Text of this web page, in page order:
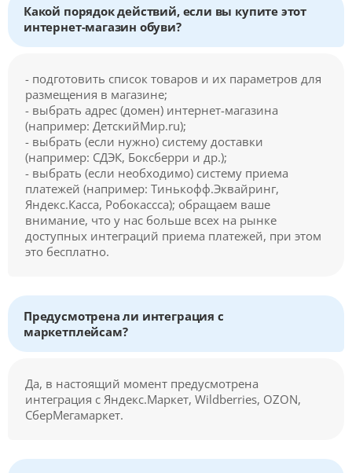
Какой порядок действий, если вы купите этот
интернет-магазин обуви?
- подготовить список товаров и их параметров для
размещения в магазине;
- выбрать адрес (домен) интернет-магазина
(например: ДетскийМир.ru);
- выбрать (если нужно) систему доставки
(например: СДЭК, Боксберри и др.);
- выбрать (если необходимо) систему приема
платежей (например: Тинькофф.Эквайринг,
Яндекс.Касса, Робокассса); обращаем ваше
внимание, что у нас больше всех на рынке
доступных интеграций приема платежей, при этом
это бесплатно.
Предусмотрена ли интеграция с
маркетплейсам?
Да, в настоящий момент предусмотрена
интеграция с Яндекс.Маркет, Wildberries, OZON,
СберМегамаркет.